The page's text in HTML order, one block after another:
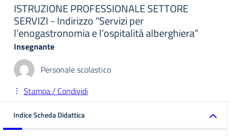
ISTRUZIONE PROFESSIONALE SETTORE
SERVIZI - Indirizzo “Servizi per
l’enogastronomia e l’ospitalità alberghiera”
Insegnante
Personale scolastico
Stampa / Condividi
Indice Scheda Didattica